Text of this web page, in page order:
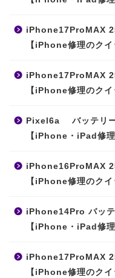
iPhone17ProMAX
【iPhone修理のクイ
iPhone17ProMAX
【iPhone修理のクイ
Pixel6a バッテリー
【iPhone・iPad修
iPhone16ProMAX
【iPhone修理のクイ
iPhone14Pro バッテ
【iPhone・iPad修
iPhone17ProMAX
【iPhone修理のクイ